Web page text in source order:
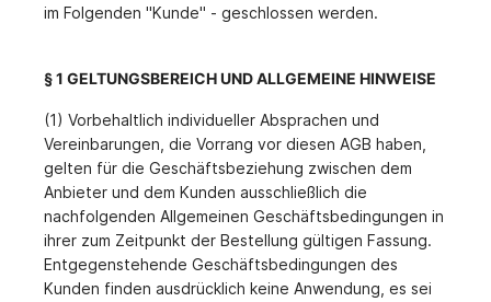
im Folgenden "Kunde" - geschlossen werden.
§ 1 GELTUNGSBEREICH UND ALLGEMEINE HINWEISE
(1) Vorbehaltlich individueller Absprachen und
Vereinbarungen, die Vorrang vor diesen AGB haben,
gelten für die Geschäftsbeziehung zwischen dem
Anbieter und dem Kunden ausschließlich die
nachfolgenden Allgemeinen Geschäftsbedingungen in
ihrer zum Zeitpunkt der Bestellung gültigen Fassung.
Entgegenstehende Geschäftsbedingungen des
Kunden finden ausdrücklich keine Anwendung, es sei